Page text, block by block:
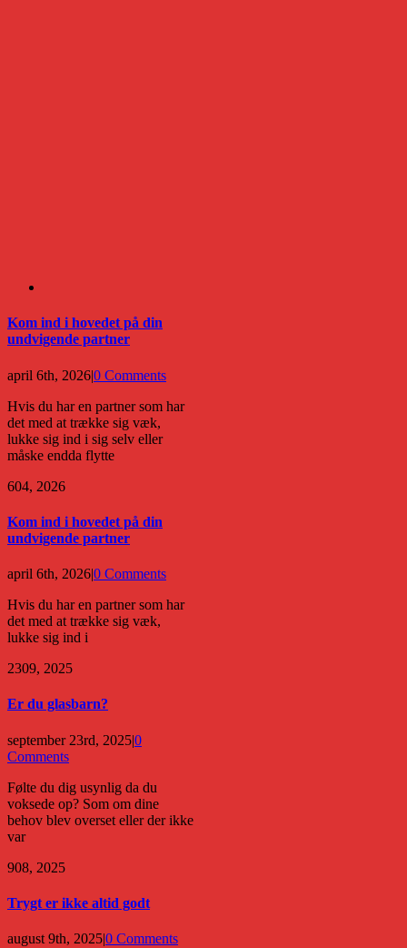
Kom ind i hovedet på din
undvigende partner
april 6th, 2026|0 Comments
Hvis du har en partner som har
det med at trække sig væk,
lukke sig ind i sig selv eller
måske endda flytte
604, 2026
Kom ind i hovedet på din
undvigende partner
april 6th, 2026|0 Comments
Hvis du har en partner som har
det med at trække sig væk,
lukke sig ind i
2309, 2025
Er du glasbarn?
september 23rd, 2025|0
Comments
Følte du dig usynlig da du
voksede op? Som om dine
behov blev overset eller der ikke
var
908, 2025
Trygt er ikke altid godt
august 9th, 2025|0 Comments